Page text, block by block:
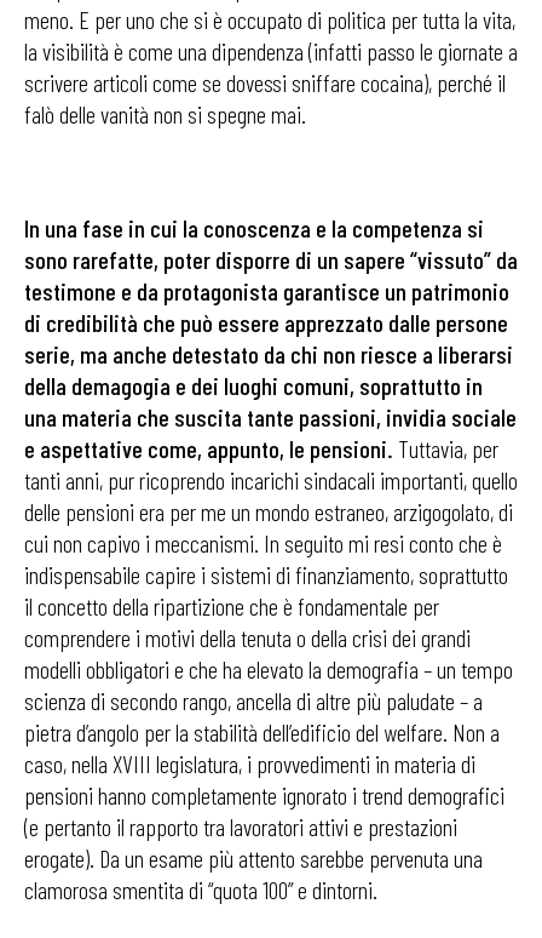
meno. E per uno che si è occupato di politica per tutta la vita,
la visibilità è come una dipendenza (infatti passo le giornate a
scrivere articoli come se dovessi sniffare cocaina), perché il
falò delle vanità non si spegne mai.
In una fase in cui la conoscenza e la competenza si
sono rarefatte, poter disporre di un sapere “vissuto” da
testimone e da protagonista garantisce un patrimonio
di credibilità che può essere apprezzato dalle persone
serie, ma anche detestato da chi non riesce a liberarsi
della demagogia e dei luoghi comuni, soprattutto in
una materia che suscita tante passioni, invidia sociale
e aspettative come, appunto, le pensioni. Tuttavia, per
tanti anni, pur ricoprendo incarichi sindacali importan­ti, quello
delle pensioni era per me un mondo estraneo, arzigogolato, di
cui non capivo i meccanismi. In seguito mi resi conto che è
indispensabile capire i sistemi di finanziamento, soprattutto
il concetto della ripartizione che è fondamentale per
comprendere i mo­tivi della tenuta o della crisi dei grandi
modelli obbli­gatori e che ha elevato la demografia – un tempo
scien­za di secondo rango, ancella di altre più paludate – a
pietra d’angolo per la stabilità dell’edificio del welfare. Non a
caso, nella XVIII legislatura, i provvedimenti in materia di
pensioni hanno completamente ignorato i trend demografici
(e pertanto il rapporto tra lavoratori attivi e prestazioni
erogate). Da un esame più attento sarebbe pervenuta una
clamorosa smentita di “quota 100” e dintorni.